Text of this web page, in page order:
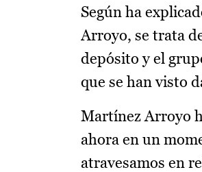
Según ha
Arroyo, se trata
depósito y el
que se han visto
Martínez Arroyo
ahora en un
atravesamos en